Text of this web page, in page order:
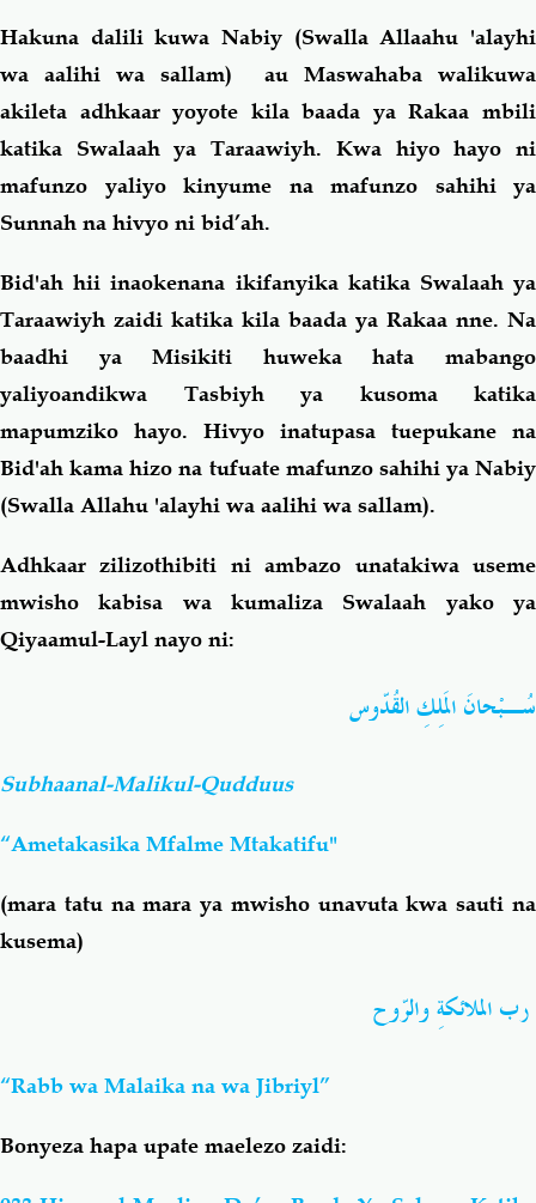
Hakuna dalili kuwa Nabiy (Swalla Allaahu 'alayhi
wa aalihi wa sallam) au Maswahaba walikuwa
akileta adhkaar yoyote kila baada ya Rakaa mbili
katika Swalaah ya Taraawiyh. Kwa hiyo hayo ni
mafunzo yaliyo kinyume na mafunzo sahihi ya
Sunnah na hivyo ni bid’ah.
Bid'ah hii inaokenana ikifanyika katika Swalaah ya
Taraawiyh zaidi katika kila baada ya Rakaa nne. Na
baadhi ya Misikiti huweka hata mabango
yaliyoandikwa Tasbiyh ya kusoma katika
mapumziko hayo. Hivyo inatupasa tuepukane na
Bid'ah kama hizo na tufuate mafunzo sahihi ya Nabiy
(Swalla Allahu 'alayhi wa aalihi wa sallam).
Adhkaar zilizothibiti ni ambazo unatakiwa useme
mwisho kabisa wa kumaliza Swalaah yako ya
Qiyaamul-Layl nayo ni:
سُـبْحانَ المَلِكِ القُدّوس
Subhaanal-Malikul-Qudduus
“Ametakasika Mfalme Mtakatifu"
(mara tatu na mara ya mwisho unavuta kwa sauti na
kusema)
رب الملائكةِ والرّوح
“Rabb wa Malaika na wa Jibriyl”
Bonyeza hapa upate maelezo zaidi: